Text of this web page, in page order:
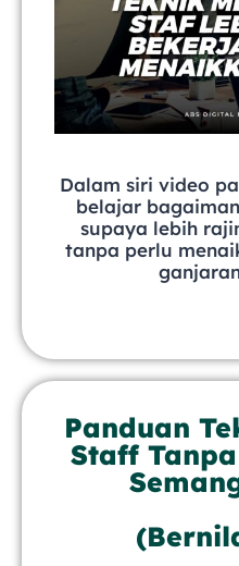
Dalam siri video
belajar
supaya lebih
tanpa perlu
Panduan
Staff